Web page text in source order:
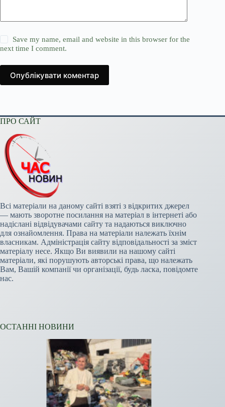
Save my name, email and website in this browser for the
next time I comment.
Опублікувати коментар
ПРО САЙТ
Всі матеріали на даному сайті взяті з відкритих джерел
— мають зворотне посилання на матеріал в інтернеті або
надіслані відвідувачами сайту та надаються виключно
для ознайомлення. Права на матеріали належать їхнім
власникам. Адміністрація сайту відповідальності за зміст
матеріалу несе. Якщо Ви виявили на нашому сайті
матеріали, які порушують авторські права, що належать
Вам, Вашій компанії чи організації, будь ласка, повідомте
нас.
ОСТАННІ НОВИНИ